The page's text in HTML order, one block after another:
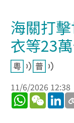
海關打
衣等23
11/6/2026 12:38
WhatsApp
WeChat